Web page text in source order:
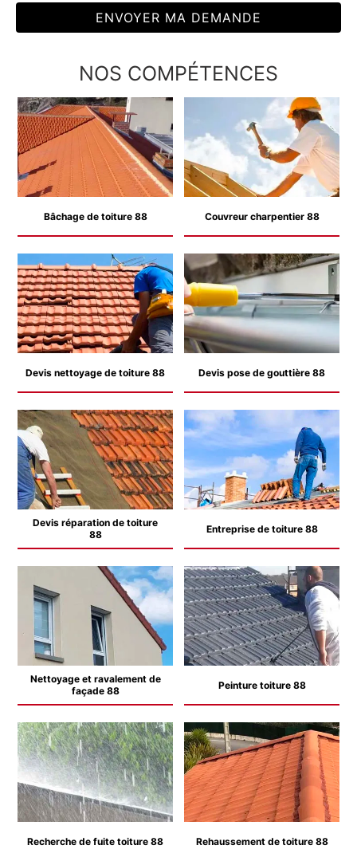
NOS COMPÉTENCES
Bâchage de toiture 88 Couvreur charpentier 88
Devis nettoyage de toiture 88 Devis pose de gouttière 88
Devis réparation de toiture
88
Entreprise de toiture 88
Nettoyage et ravalement de
façade 88
Peinture toiture 88
Recherche de fuite toiture 88 Rehaussement de toiture 88